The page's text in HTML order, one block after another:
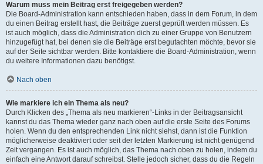
Warum muss mein Beitrag erst freigegeben werden?
Die Board-Administration kann entschieden haben, dass in dem Forum, in dem
du einen Beitrag erstellt hast, die Beiträge zuerst geprüft werden müssen. Es
ist auch möglich, dass die Administration dich zu einer Gruppe von Benutzern
hinzugefügt hat, bei denen sie die Beiträge erst begutachten möchte, bevor sie
auf der Seite sichtbar werden. Bitte kontaktiere die Board-Administration, wenn
du weitere Informationen dazu benötigst.
Nach oben
Wie markiere ich ein Thema als neu?
Durch Klicken des „Thema als neu markieren“-Links in der Beitragsansicht
kannst du das Thema wieder ganz nach oben auf die erste Seite des Forums
holen. Wenn du den entsprechenden Link nicht siehst, dann ist die Funktion
möglicherweise deaktiviert oder seit der letzten Markierung ist nicht genügend
Zeit vergangen. Es ist auch möglich, das Thema nach oben zu holen, indem du
einfach eine Antwort darauf schreibst. Stelle jedoch sicher, dass du die Regeln